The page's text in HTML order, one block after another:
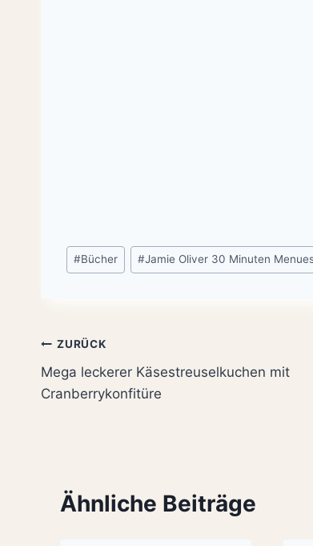
Schlagworte:
#Bücher #Jamie Oliver 30 Minuten
Beitragsnavigation
ZURÜCK
Mega leckerer Käsestreuselkuchen mit
Cranberrykonfitüre
Ähnliche Beiträge